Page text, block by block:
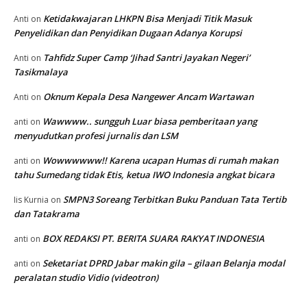
Anti on Ketidakwajaran LHKPN Bisa Menjadi Titik Masuk
Penyelidikan dan Penyidikan Dugaan Adanya Korupsi
Anti on Tahfidz Super Camp ‘Jihad Santri Jayakan Negeri’
Tasikmalaya
Anti on Oknum Kepala Desa Nangewer Ancam Wartawan
anti on Wawwww.. sungguh Luar biasa pemberitaan yang
menyudutkan profesi jurnalis dan LSM
anti on Wowwwwww!! Karena ucapan Humas di rumah makan
tahu Sumedang tidak Etis, ketua IWO Indonesia angkat bicara
Iis Kurnia on SMPN3 Soreang Terbitkan Buku Panduan Tata Tertib
dan Tatakrama
anti on BOX REDAKSI PT. BERITA SUARA RAKYAT INDONESIA
anti on Seketariat DPRD Jabar makin gila – gilaan Belanja modal
peralatan studio Vidio (videotron)